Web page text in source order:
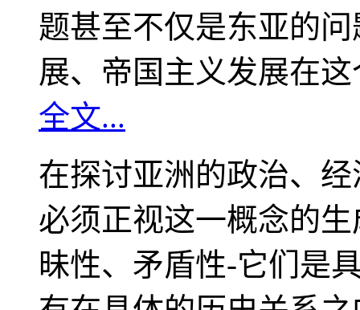
题甚至不仅是东亚的
展、帝国主义发展在
全文...
在探讨亚洲的政治、
必须正视这一概念的
昧性、矛盾性-它们是